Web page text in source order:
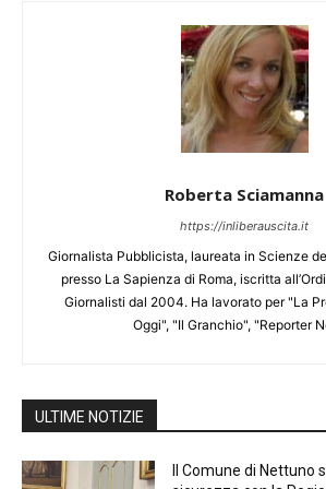
Roberta Sciamanna
https://inliberauscita.it
Giornalista Pubblicista, laureata in Scienze
presso La Sapienza di Roma, iscritta
Giornalisti dal 2004. Ha lavorato per "La
Oggi", "Il Granchio", "Reporter
ULTIME NOTIZIE
Il Comune di Nettuno